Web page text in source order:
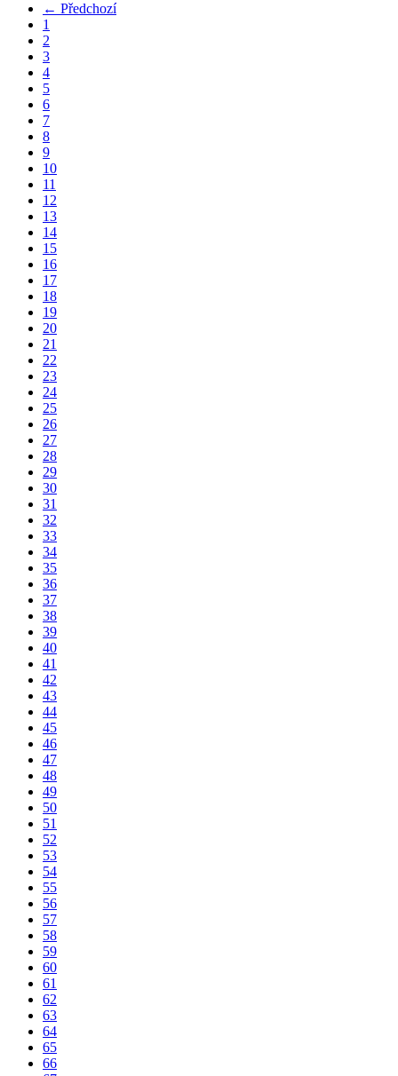
← Předchozí
1
2
3
4
5
6
7
8
9
10
11
12
13
14
15
16
17
18
19
20
21
22
23
24
25
26
27
28
29
30
31
32
33
34
35
36
37
38
39
40
41
42
43
44
45
46
47
48
49
50
51
52
53
54
55
56
57
58
59
60
61
62
63
64
65
66